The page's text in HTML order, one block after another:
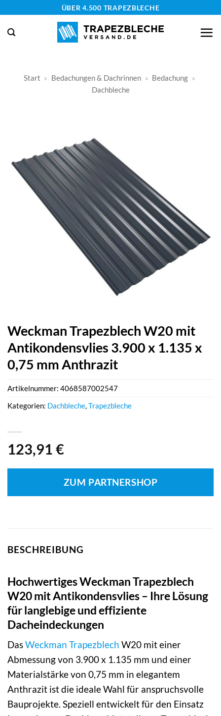
springen
ÜBER 4.500 TRAPEZBLECHE
Start » Bedachungen & Dachrinnen » Bedachung »
Dachbleche
Weckman Trapezblech W20 mit
Antikondensvlies 3.900 x 1.135 x
0,75 mm Anthrazit
123,91 €
ZUM PARTNERSHOP
Artikelnummer: 4068587002547
Kategorien: Dachbleche,Trapezbleche
BESCHREIBUNG
Hochwertiges Weckman Trapezblech
W20 mit Antikondensvlies – Ihre Lösung
für langlebige und effiziente
Dacheindeckungen
DasWeckman Trapezblech W20 mit einer
Abmessung von 3.900 x 1.135 mm und einer
Materialstärke von 0,75 mm in elegantem
Anthrazit ist die ideale Wahl für anspruchsvolle
Bauprojekte. Speziell entwickelt für den Einsatz